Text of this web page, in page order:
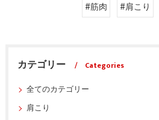
#筋肉
#肩こり
カテゴリー
Categories
全てのカテゴリー
肩こり